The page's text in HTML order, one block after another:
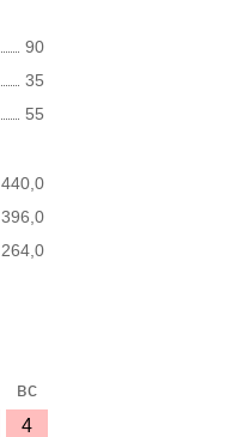
90
35
55
440,0
396,0
264,0
вс
4